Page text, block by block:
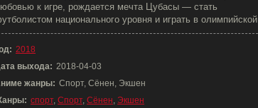
к игре, рождается мечта Цубасы — стать
национального уровня и играть в олимпийской
2018
выхода: 2018-04-03
жанры: Спорт, Сёнен, Экшен
спорт, Спорт, Сёнен, Экшен